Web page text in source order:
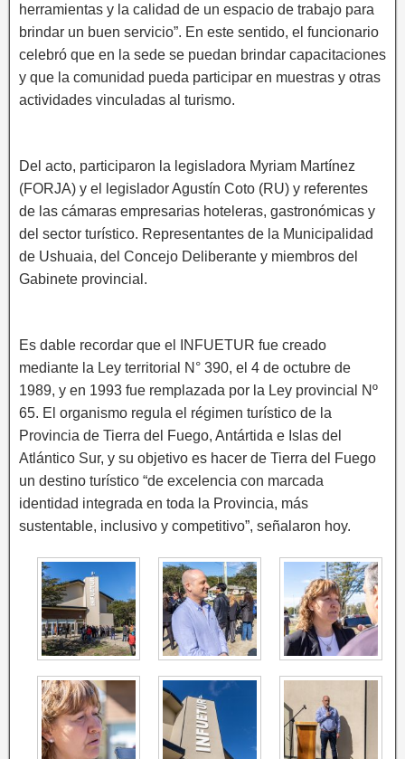
herramientas y la calidad de un espacio de trabajo para
brindar un buen servicio”. En este sentido, el funcionario
celebró que en la sede se puedan brindar capacitaciones
y que la comunidad pueda participar en muestras y otras
actividades vinculadas al turismo.
Del acto, participaron la legisladora Myriam Martínez
(FORJA) y el legislador Agustín Coto (RU) y referentes
de las cámaras empresarias hoteleras, gastronómicas y
del sector turístico. Representantes de la Municipalidad
de Ushuaia, del Concejo Deliberante y miembros del
Gabinete provincial.
Es dable recordar que el INFUETUR fue creado
mediante la Ley territorial N° 390, el 4 de octubre de
1989, y en 1993 fue remplazada por la Ley provincial Nº
65. El organismo regula el régimen turístico de la
Provincia de Tierra del Fuego, Antártida e Islas del
Atlántico Sur, y su objetivo es hacer de Tierra del Fuego
un destino turístico “de excelencia con marcada
identidad integrada en toda la Provincia, más
sustentable, inclusivo y competitivo”, señalaron hoy.